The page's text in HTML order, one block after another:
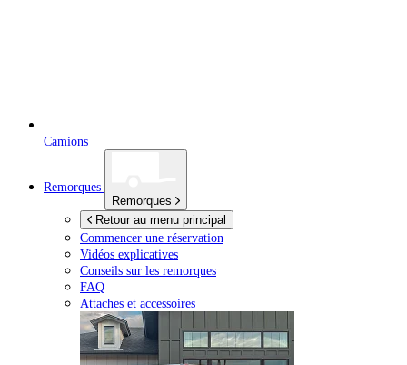
Camions
Remorques
Remorques
Retour au menu principal
Commencer une réservation
Vidéos explicatives
Conseils sur les remorques
FAQ
Attaches et accessoires